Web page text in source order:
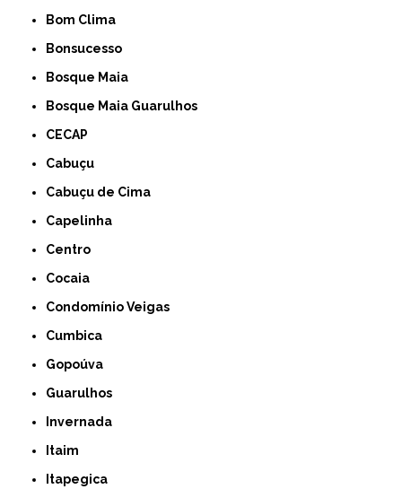
Bom Clima
Bonsucesso
Bosque Maia
Bosque Maia Guarulhos
CECAP
Cabuçu
Cabuçu de Cima
Capelinha
Centro
Cocaia
Condomínio Veigas
Cumbica
Gopoúva
Guarulhos
Invernada
Itaim
Itapegica